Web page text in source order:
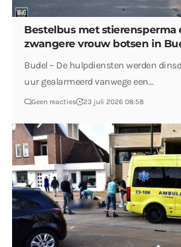
Bestelbus met stierensperma
zwangere vrouw botsen in
Budel – De hulpdiensten werden
uur gealarmeerd vanwege een…
Geen reacties 23 juli 2026 08:58